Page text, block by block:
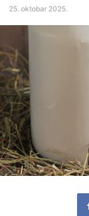
25. oktobar 2025.